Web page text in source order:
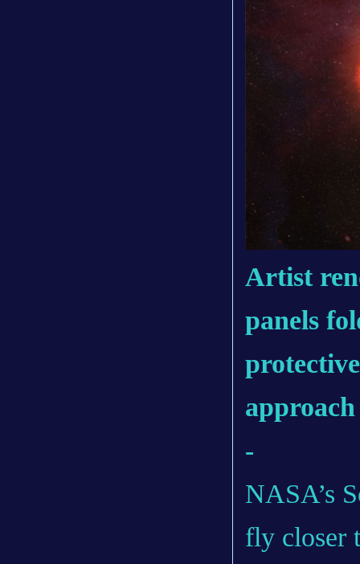
Artist
panels
-
NASA’s
fly closer